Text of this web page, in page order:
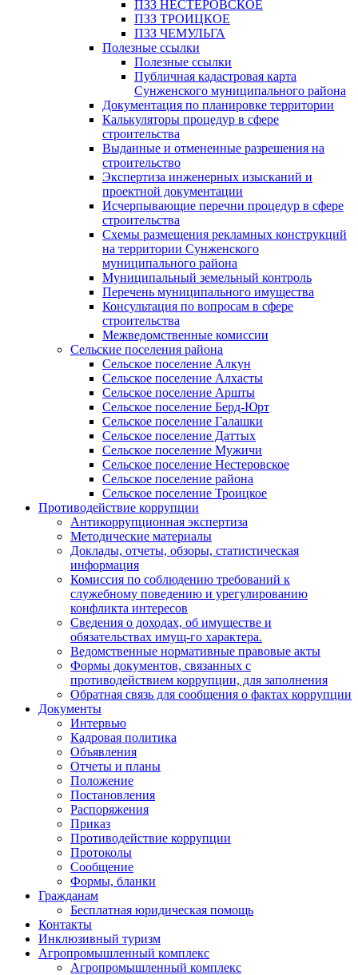
ПЗЗ НЕСТЕРОВСКОЕ
ПЗЗ ТРОИЦКОЕ
ПЗЗ ЧЕМУЛЬГА
Полезные ссылки
Полезные ссылки
Публичная кадастровая карта
Сунженского муниципального района
Документация по планировке территории
Калькуляторы процедур в сфере
строительства
Выданные и отмененные разрешения на
строительство
Экспертиза инженерных изысканий и
проектной документации
Исчерпывающие перечни процедур в сфере
строительства
Схемы размещения рекламных конструкций
на территории Сунженского
муниципального района
Муниципальный земельный контроль
Перечень муниципального имущества
Консультация по вопросам в сфере
строительства
Межведомственные комиссии
Сельские поселения района
Сельское поселение Алкун
Сельское поселение Алхасты
Сельское поселение Аршты
Сельское поселение Берд-Юрт
Сельское поселение Галашки
Сельское поселение Даттых
Сельское поселение Мужичи
Сельское поселение Нестеровское
Сельское поселение района
Сельское поселение Троицкое
Противодействие коррупции
Антикоррупционная экспертиза
Методические материалы
Доклады, отчеты, обзоры, статистическая
информация
Комиссия по соблюдению требований к
служебному поведению и урегулированию
конфликта интересов
Сведения о доходах, об имуществе и
обязательствах имущ-го характера.
Ведомственные нормативные правовые акты
Формы документов, связанных с
противодействием коррупции, для заполнения
Обратная связь для сообщения о фактах коррупции
Документы
Интервью
Кадровая политика
Объявления
Отчеты и планы
Положение
Постановления
Распоряжения
Приказ
Противодействие коррупции
Протоколы
Сообщение
Формы, бланки
Гражданам
Бесплатная юридическая помощь
Контакты
Инклюзивный туризм
Агропромышленный комплекс
Агропромышленный комплекс